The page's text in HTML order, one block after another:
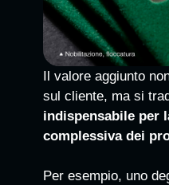
Il valore aggiunto
sul cliente, ma si
indispensabile per
complessiva dei
Per esempio, uno